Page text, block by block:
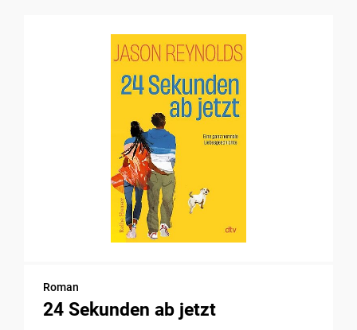
Roman
24 Sekunden ab jetzt